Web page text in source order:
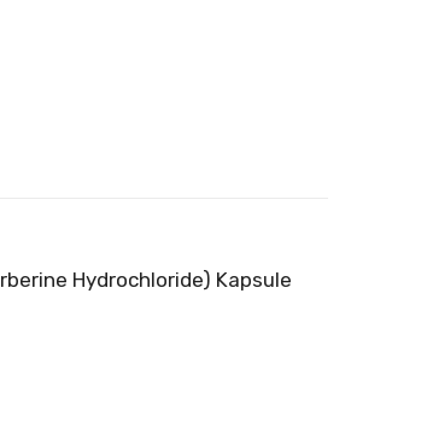
Hydrochloride) Kapsule